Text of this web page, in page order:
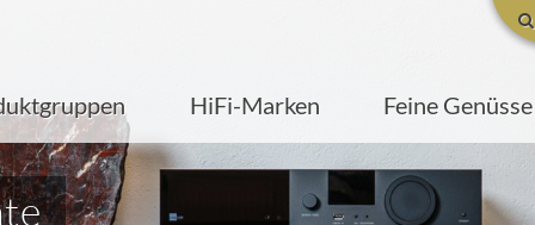
HiFi-Marken Feine Genüsse